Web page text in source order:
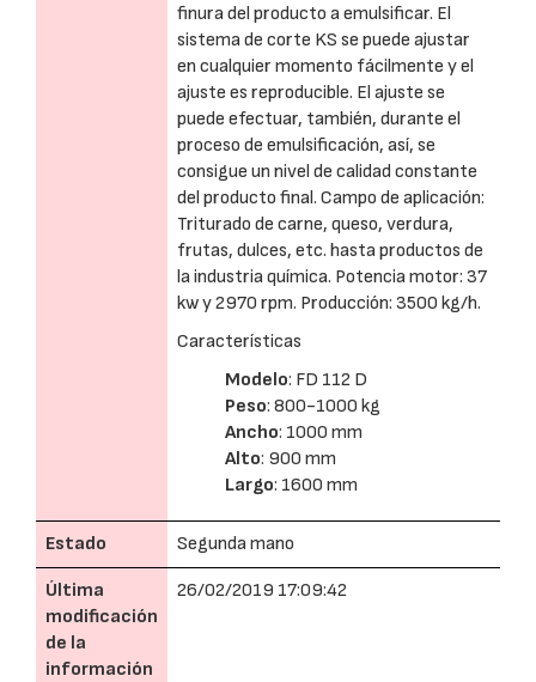
finura del producto a emulsificar. El
sistema de corte KS se puede ajustar
en cualquier momento fácilmente y el
ajuste es reproducible. El ajuste se
puede efectuar, también, durante el
proceso de emulsificación, así, se
consigue un nivel de calidad constante
del producto final. Campo de aplicación:
Triturado de carne, queso, verdura,
frutas, dulces, etc. hasta productos de
la industria química. Potencia motor: 37
kw y 2970 rpm. Producción: 3500 kg/h.
Características
Modelo: FD 112 D
Peso: 800-1000 kg
Ancho: 1000 mm
Alto: 900 mm
Largo: 1600 mm
Estado Segunda mano
Última
modificación
de la
información
26/02/2019 17:09:42